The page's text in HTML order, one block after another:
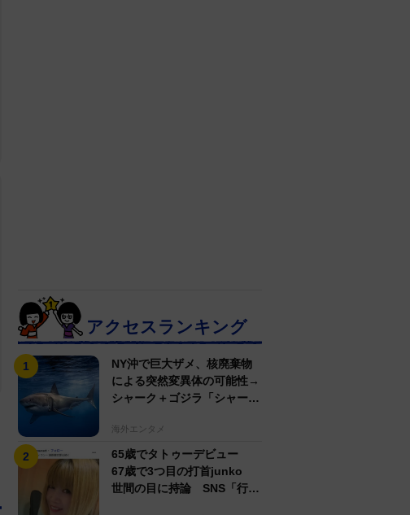
アクセスランキング
NY沖で巨大ザメ、核廃棄物
による突然変異体の可能性→
シャーク＋ゴジラ「シャーク
海外エンタメ
65歳でタトゥーデビュー
67歳で3つ目の打首junko
世間の目に持論 SNS「行動